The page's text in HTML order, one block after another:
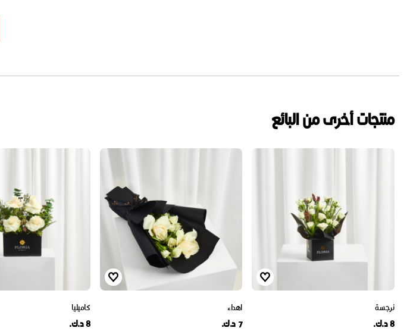
منتجات أخرى من البائع
نرجسة
8 د.ك.
اهداء
7 د.ك.
كاميليا
8 د.ك.